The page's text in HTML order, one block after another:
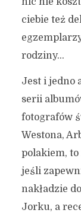
ciebie też
rodziny…
Jest i jedno
serii
fotografów
Westona,
polakiem,
jeśli
nakładzie
Jorku, a